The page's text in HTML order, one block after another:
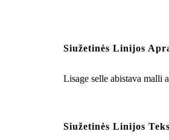
Siužetinės Linijos
Lisage selle abistava malli
Siužetinės Linijos